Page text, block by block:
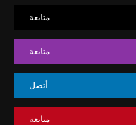
متابعة
متابعة
أتصل
متابعة